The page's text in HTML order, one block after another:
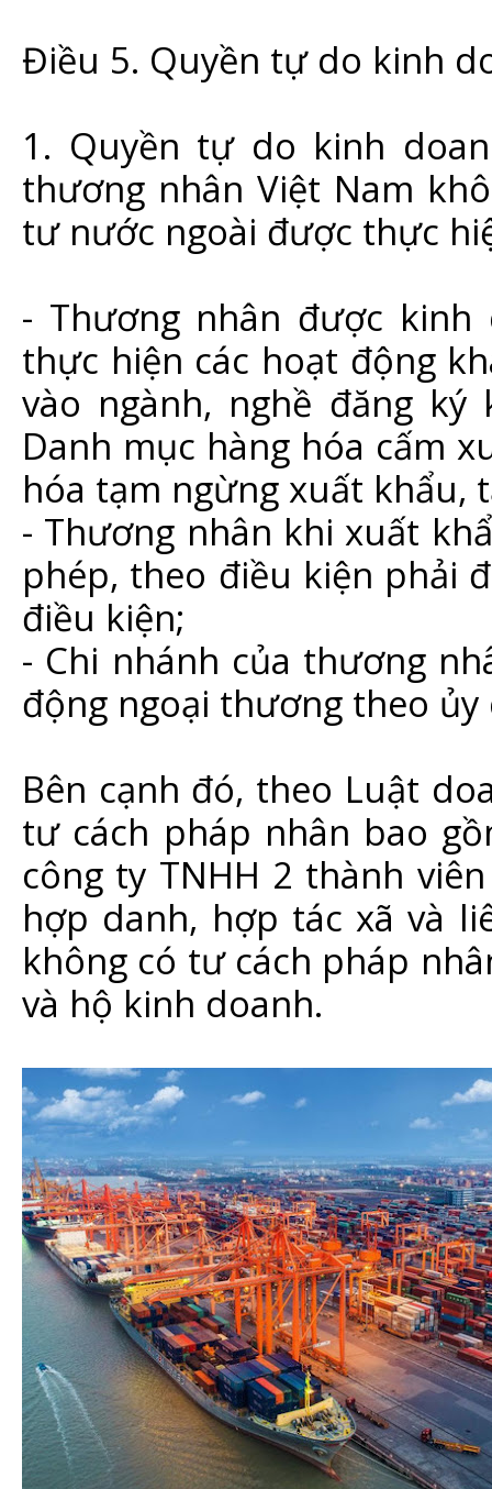
Điều 5. Quyền tự do kinh
1. Quyền tự do kinh
thương nhân Việt Nam
tư nước ngoài được thực
- Thương nhân được
thực hiện các hoạt động
vào ngành, nghề đăng
Danh mục hàng hóa cấm
hóa tạm ngừng xuất khẩu,
- Thương nhân khi xuất
phép, theo điều kiện phải
điều kiện;
- Chi nhánh của thương
động ngoại thương theo
Bên cạnh đó, theo Luật
tư cách pháp nhân bao
công ty TNHH 2 thành
hợp danh, hợp tác xã và
không có tư cách pháp
và hộ kinh doanh.